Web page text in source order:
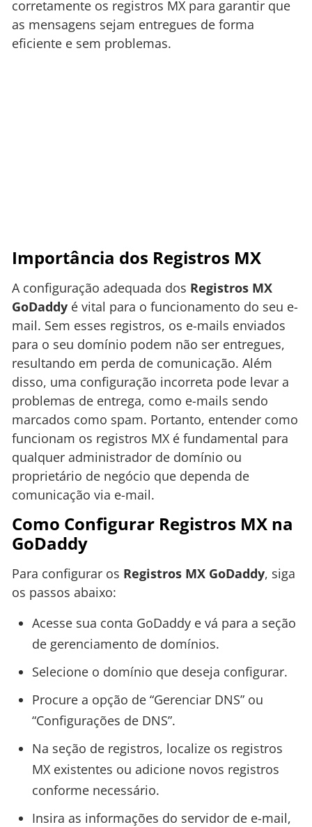
corretamente os registros MX para garantir que
as mensagens sejam entregues de forma
eficiente e sem problemas.
Importância dos Registros MX
A configuração adequada dos Registros MX
GoDaddy é vital para o funcionamento do seu e-
mail. Sem esses registros, os e-mails enviados
para o seu domínio podem não ser entregues,
resultando em perda de comunicação. Além
disso, uma configuração incorreta pode levar a
problemas de entrega, como e-mails sendo
marcados como spam. Portanto, entender como
funcionam os registros MX é fundamental para
qualquer administrador de domínio ou
proprietário de negócio que dependa de
comunicação via e-mail.
Como Configurar Registros MX na
GoDaddy
Para configurar os Registros MX GoDaddy, siga
os passos abaixo:
Acesse sua conta GoDaddy e vá para a seção
de gerenciamento de domínios.
Selecione o domínio que deseja configurar.
Procure a opção de “Gerenciar DNS” ou
“Configurações de DNS”.
Na seção de registros, localize os registros
MX existentes ou adicione novos registros
conforme necessário.
Insira as informações do servidor de e-mail,